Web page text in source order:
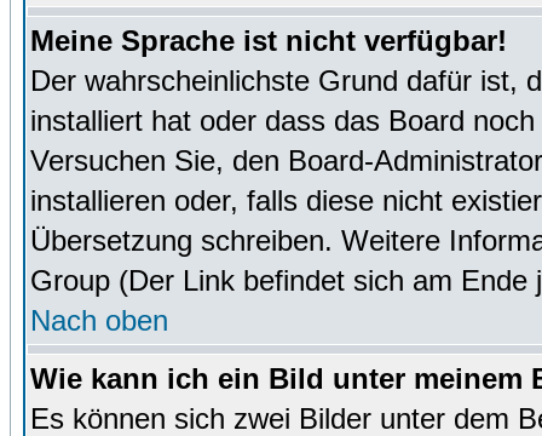
Meine Sprache ist nicht verfügbar!
Der wahrscheinlichste Grund dafür ist,
installiert hat oder dass das Board
Versuchen Sie, den Board-
installieren oder, falls diese nicht
Übersetzung schreiben. Weitere
Group (Der Link befindet sich am Ende
Nach oben
Wie kann ich ein Bild unter meinem
Es können sich zwei Bilder unter dem